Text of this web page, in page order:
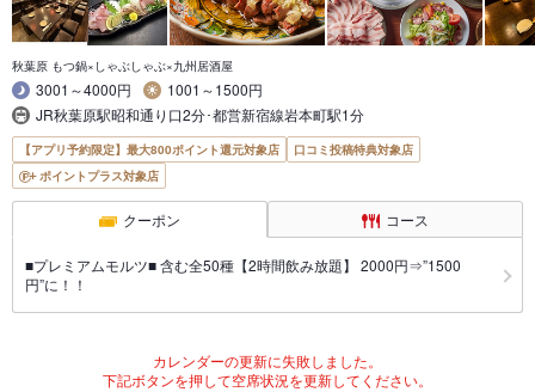
秋葉原 もつ鍋×しゃぶしゃぶ×九州居酒屋
3001～4000円
1001～1500円
JR秋葉原駅昭和通り口2分･都営新宿線岩本町駅1分
【アプリ予約限定】最大800ポイント還元対象店
口コミ投稿特典対象店
ポイントプラス対象店
クーポン コース
■プレミアムモルツ■ 含む全50種【2時間飲み放題】 2000円⇒”1500
円”に！！
カレンダーの更新に失敗しました。
下記ボタンを押して空席状況を更新してください。